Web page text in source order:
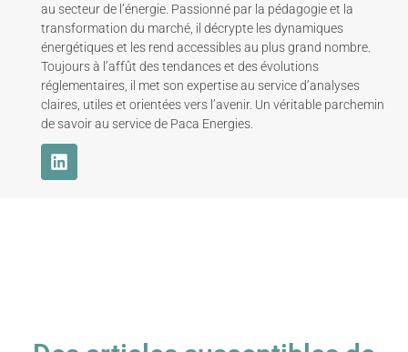
au secteur de l’énergie. Passionné par la pédagogie et la
transformation du marché, il décrypte les dynamiques
énergétiques et les rend accessibles au plus grand nombre.
Toujours à l’affût des tendances et des évolutions
réglementaires, il met son expertise au service d’analyses
claires, utiles et orientées vers l’avenir. Un véritable parchemin
de savoir au service de Paca Energies.